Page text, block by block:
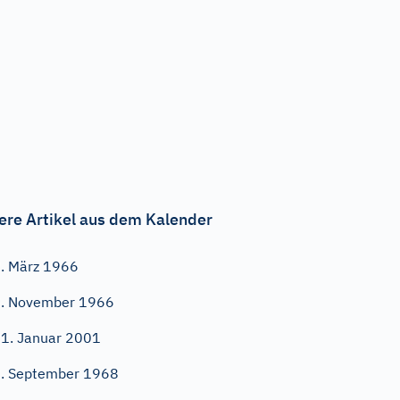
Artikel aus dem Kalender
März 1966
November 1966
Januar 2001
September 1968